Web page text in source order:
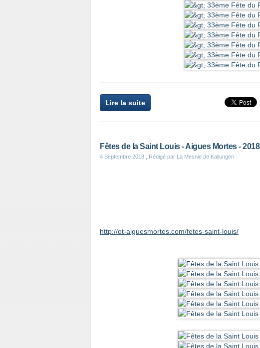
Lire la suite
Fêtes de la Saint Louis - Aigues Mortes - 2018
4 Septembre 2018 , Rédigé par La Mesnie de Kallungen
http://ot-aiguesmortes.com/fetes-saint-louis/